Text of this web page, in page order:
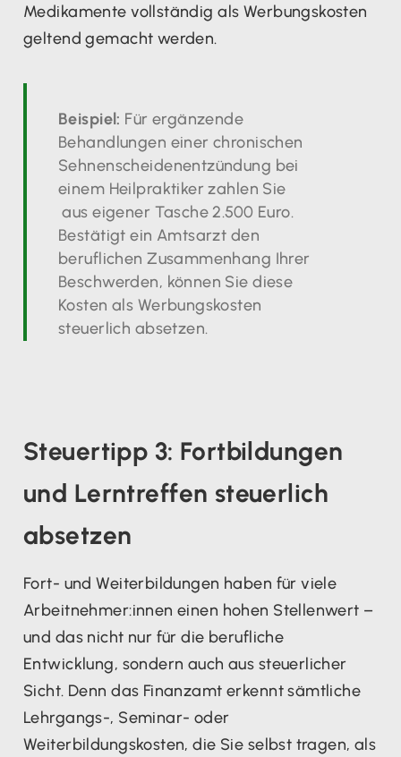
Medikamente vollständig als Werbungskosten
geltend gemacht werden.
Beispiel: Für ergänzende
Behandlungen einer chronischen
Sehnenscheidenentzündung bei
einem Heilpraktiker zahlen Sie
aus eigener Tasche 2.500 Euro.
Bestätigt ein Amtsarzt den
beruflichen Zusammenhang Ihrer
Beschwerden, können Sie diese
Kosten als Werbungskosten
steuerlich absetzen.
Steuertipp 3: Fortbildungen
und Lerntreffen steuerlich
absetzen
Fort- und Weiterbildungen haben für viele
Arbeitnehmer:innen einen hohen Stellenwert –
und das nicht nur für die berufliche
Entwicklung, sondern auch aus steuerlicher
Sicht. Denn das Finanzamt erkennt sämtliche
Lehrgangs-, Seminar- oder
Weiterbildungskosten, die Sie selbst tragen, als